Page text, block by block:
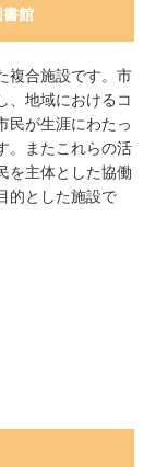
書館
複合施設です。市
、地域におけるコ
民が生涯にわたっ
。またこれらの活
を主体とした協働
的とした施設で